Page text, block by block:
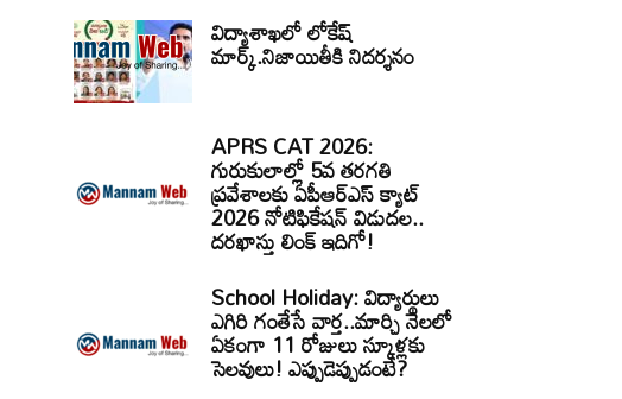
విద్యాశాఖలో లోకేష్
మార్క్.నిజాయితీకి నిదర్శనం
APRS CAT 2026:
గురుకులాల్లో 5వ తరగతి
ప్రవేశాలకు ఏపీఆర్‌ఎస్‌ క్యాట్‌
2026 నోటిఫికేషన్‌ విడుదల..
దరఖాస్తు లింక్‌ ఇదిగో!
School Holiday: విద్యార్థులు
ఎగిరి గంతేసే వార్త..మార్చి నెలలో
ఏకంగా 11 రోజులు స్కూళ్లకు
సెలవులు! ఎప్పుడెప్పుడంటే?